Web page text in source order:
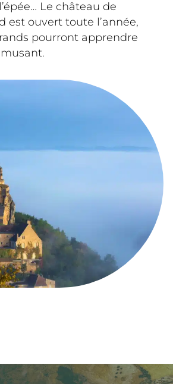
Le château de
est ouvert toute l’année,
pourront apprendre